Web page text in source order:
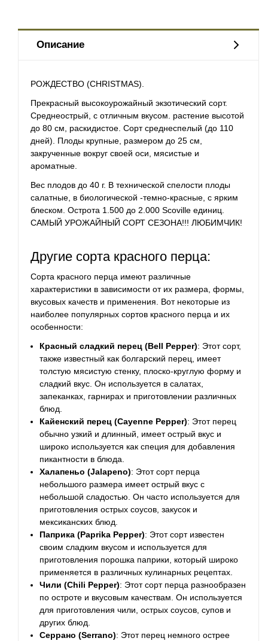
Описание
РОЖДЕСТВО (CHRISTMAS).
Прекрасный высокоурожайный экзотический сорт.
Среднеострый, с отличным вкусом. растение высотой
до 80 см, раскидистое. Сорт среднеспелый (до 110
дней). Плоды крупные, размером до 25 см,
закрученные вокруг своей оси, мясистые и
ароматные.
Вес плодов до 40 г. В технической спелости плоды
салатные, в биологической -темно-красные, с ярким
блеском. Острота 1.500 до 2.000 Scoville единиц.
САМЫЙ УРОЖАЙНЫЙ СОРТ СЕЗОНА!!! ЛЮБИМЧИК!
Другие сорта красного перца:
Сорта красного перца имеют различные
характеристики в зависимости от их размера, формы,
вкусовых качеств и применения. Вот некоторые из
наиболее популярных сортов красного перца и их
особенности:
Красный сладкий перец (Bell Pepper): Этот сорт,
также известный как болгарский перец, имеет
толстую мясистую стенку, плоско-круглую форму и
сладкий вкус. Он используется в салатах,
запеканках, гарнирах и приготовлении различных
блюд.
Кайенский перец (Cayenne Pepper): Этот перец
обычно узкий и длинный, имеет острый вкус и
широко используется как специя для добавления
пикантности в блюда.
Халапеньо (Jalapeno): Этот сорт перца
небольшого размера имеет острый вкус с
небольшой сладостью. Он часто используется для
приготовления острых соусов, закусок и
мексиканских блюд.
Паприка (Paprika Pepper): Этот сорт известен
своим сладким вкусом и используется для
приготовления порошка паприки, который широко
применяется в различных кулинарных рецептах.
Чили (Chili Pepper): Этот сорт перца разнообразен
по остроте и вкусовым качествам. Он используется
для приготовления чили, острых соусов, супов и
других блюд.
Серрано (Serrano): Этот перец немного острее